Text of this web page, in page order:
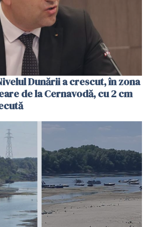
Dunării a crescut, în zona
de la Cernavodă, cu 2 cm